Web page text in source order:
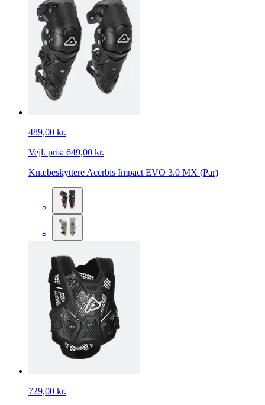
489,00 kr.
Vejl. pris: 649,00 kr.
Knæbeskyttere Acerbis Impact EVO 3.0 MX (Par)
729,00 kr.